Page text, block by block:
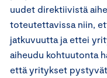
uudet direktiivistä
toteutettavissa niin,
jatkuvuutta ja ettei
aiheudu kohtuutonta
että yritykset